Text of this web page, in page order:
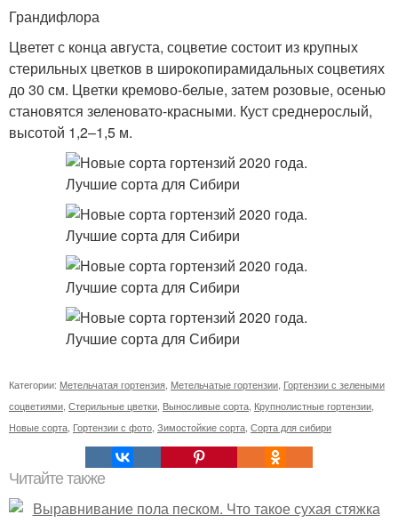
Грандифлора
Цветет с конца августа, соцветие состоит из крупных
стерильных цветков в широкопирамидальных соцветиях
до 30 см. Цветки кремово-белые, затем розовые, осенью
становятся зеленовато-красными. Куст среднерослый,
высотой 1,2–1,5 м.
Категории: Метельчатая гортензия Метельчатые гортензии Гортензии с зелеными
соцветиями Стерильные цветки Выносливые сорта Крупнолистные гортензии
Новые сорта Гортензии с фото Зимостойкие сорта Сорта для сибири
Читайте также